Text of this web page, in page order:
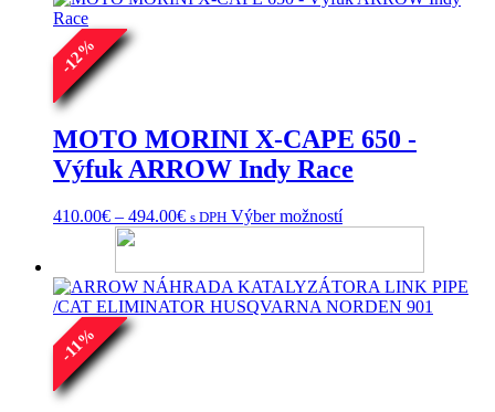
-
12
%
MOTO MORINI X-CAPE 650 -
Výfuk ARROW Indy Race
410.00€ – 494.00€Price
through
494.00€
s DPH Výber možnostíTento
viacero
variantov.
Možnosti
-
11
%